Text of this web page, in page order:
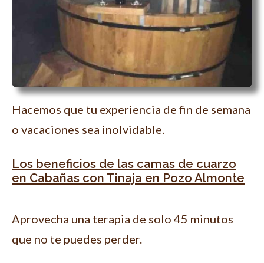
Hacemos que tu experiencia de fin de semana
o vacaciones sea inolvidable.
Los beneficios de las camas de cuarzo
en Cabañas con Tinaja en Pozo Almonte
Aprovecha una terapia de solo 45 minutos
que no te puedes perder.